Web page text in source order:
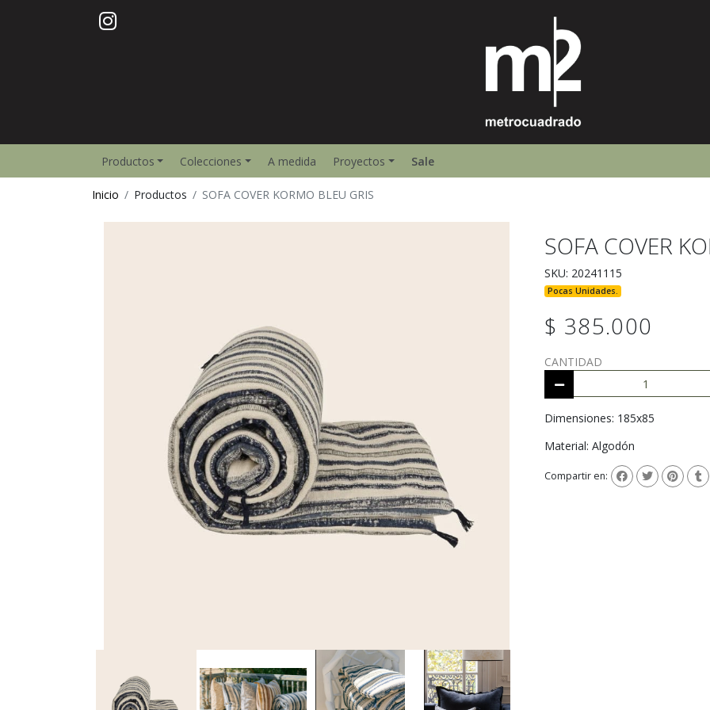
Productos Colecciones A medida Proyectos Sale
Inicio Productos SOFA COVER KORMO BLEU GRIS
SOFA COVER
SKU: 20241115
Pocas Unidades.
$ 385.000
CANTIDAD
Dimensiones: 185x85
Material: Algodón
Compartir en: